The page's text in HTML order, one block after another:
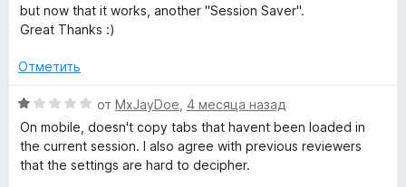
a
b
T
i
а
5
з
е
н
н
н
а
5
и
but now that it works, another "Session Saver".
Great Thanks :)
Отметить
О
ц
е
н
от MxJayDoe 4 месяца назад
On mobile, doesn't copy tabs that havent been loaded in
the current session. I also agree with previous reviewers
that the settings are hard to decipher.